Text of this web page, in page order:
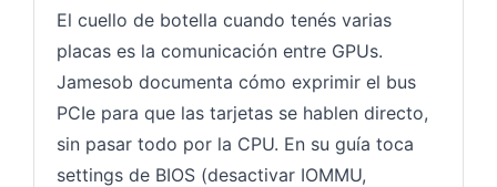
El cuello de botella cuando tenés varias
placas es la comunicación entre GPUs.
Jamesob documenta cómo exprimir el bus
PCIe para que las tarjetas se hablen directo,
sin pasar todo por la CPU. En su guía toca
settings de BIOS (desactivar IOMMU,